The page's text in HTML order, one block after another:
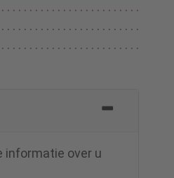
informatie over u